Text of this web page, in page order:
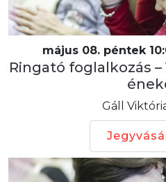
május 08. péntek
Ringató foglalkozás
Gáll